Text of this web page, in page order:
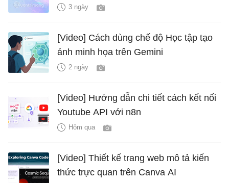
3 ngày
[Video] Cách dùng chế độ Học tập tạo
ảnh minh họa trên Gemini
2 ngày
[Video] Hướng dẫn chi tiết cách kết nối
Youtube API với n8n
Hôm qua
[Video] Thiết kế trang web mô tả kiến
thức trực quan trên Canva AI